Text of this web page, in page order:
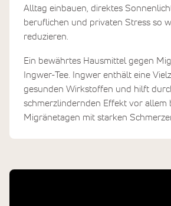
Alltag einbauen, direktes
beruflichen und privaten Stress so
reduzieren.
Ein bewährtes Hausmittel gegen
Ingwer-Tee. Ingwer enthält eine
gesunden Wirkstoffen und hilft
schmerzlindernden Effekt vor allem
Migränetagen mit starken